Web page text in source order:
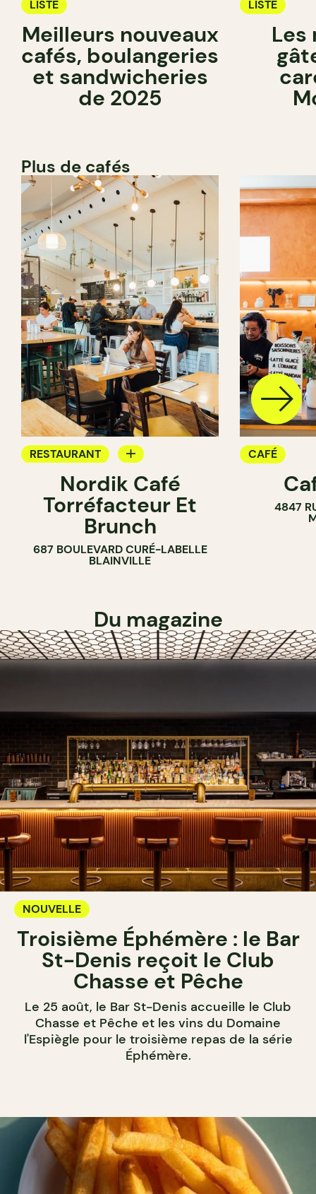
LISTE
Meilleurs nouveaux
cafés, boulangeries
et sandwicheries
de 2025
LISTE
Les
Plus de cafés
RESTAURANT
Nordik Café
Torréfacteur Et
Brunch
687 BOULEVARD CURÉ-LABELLE
BLAINVILLE
CAFÉ
4847
Du magazine
NOUVELLE
Troisième Éphémère : le Bar
St-Denis reçoit le Club
Chasse et Pêche
Le 25 août, le Bar St-Denis accueille le Club
Chasse et Pêche et les vins du Domaine
l'Espiègle pour le troisième repas de la série
Éphémère.